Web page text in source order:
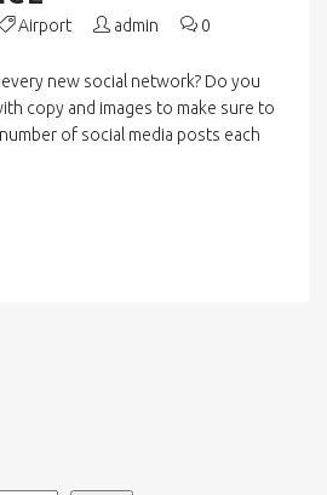
Airport admin 0
new social network? Do you
copy and images to make sure to
of social media posts each